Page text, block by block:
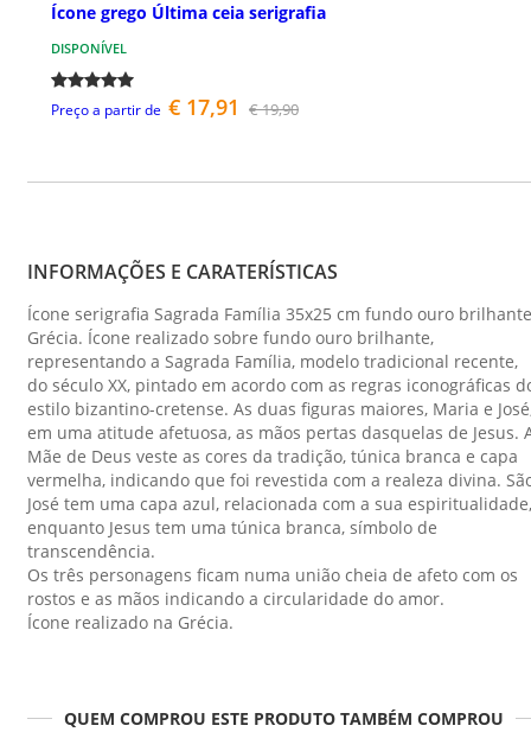
Ícone grego Última ceia serigrafia
DISPONÍVEL
Preço a partir de € 17,91 € 19,90
INFORMAÇÕES E CARATERÍSTICAS
Ícone serigrafia Sagrada Família 35x25 cm fundo ouro brilhante
Grécia. Ícone realizado sobre fundo ouro brilhante,
representando a Sagrada Família, modelo tradicional recente,
do século XX, pintado em acordo com as regras iconográficas
estilo bizantino-cretense. As duas figuras maiores, Maria e
em uma atitude afetuosa, as mãos pertas dasquelas de Jesus.
Mãe de Deus veste as cores da tradição, túnica branca e capa
vermelha, indicando que foi revestida com a realeza divina.
José tem uma capa azul, relacionada com a sua espiritualidade,
enquanto Jesus tem uma túnica branca, símbolo de
transcendência.
Os três personagens ficam numa união cheia de afeto com os
rostos e as mãos indicando a circularidade do amor.
Ícone realizado na Grécia.
QUEM COMPROU ESTE PRODUTO TAMBÉM COMPROU